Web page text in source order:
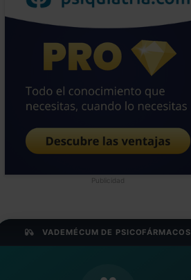
Publicidad
VADEMÉCUM DE PSICOFÁRMACOS